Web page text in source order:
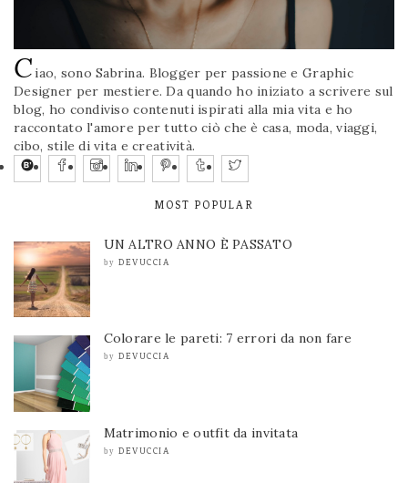
Ciao, sono Sabrina. Blogger per passione e Graphic
Designer per mestiere. Da quando ho iniziato a scrivere sul
blog, ho condiviso contenuti ispirati alla mia vita e ho
raccontato l'amore per tutto ciò che è casa, moda, viaggi,
cibo, stile di vita e creatività.
MOST POPULAR
UN ALTRO ANNO È PASSATO
by DEVUCCIA
Colorare le pareti: 7 errori da non fare
by DEVUCCIA
Matrimonio e outfit da invitata
by DEVUCCIA